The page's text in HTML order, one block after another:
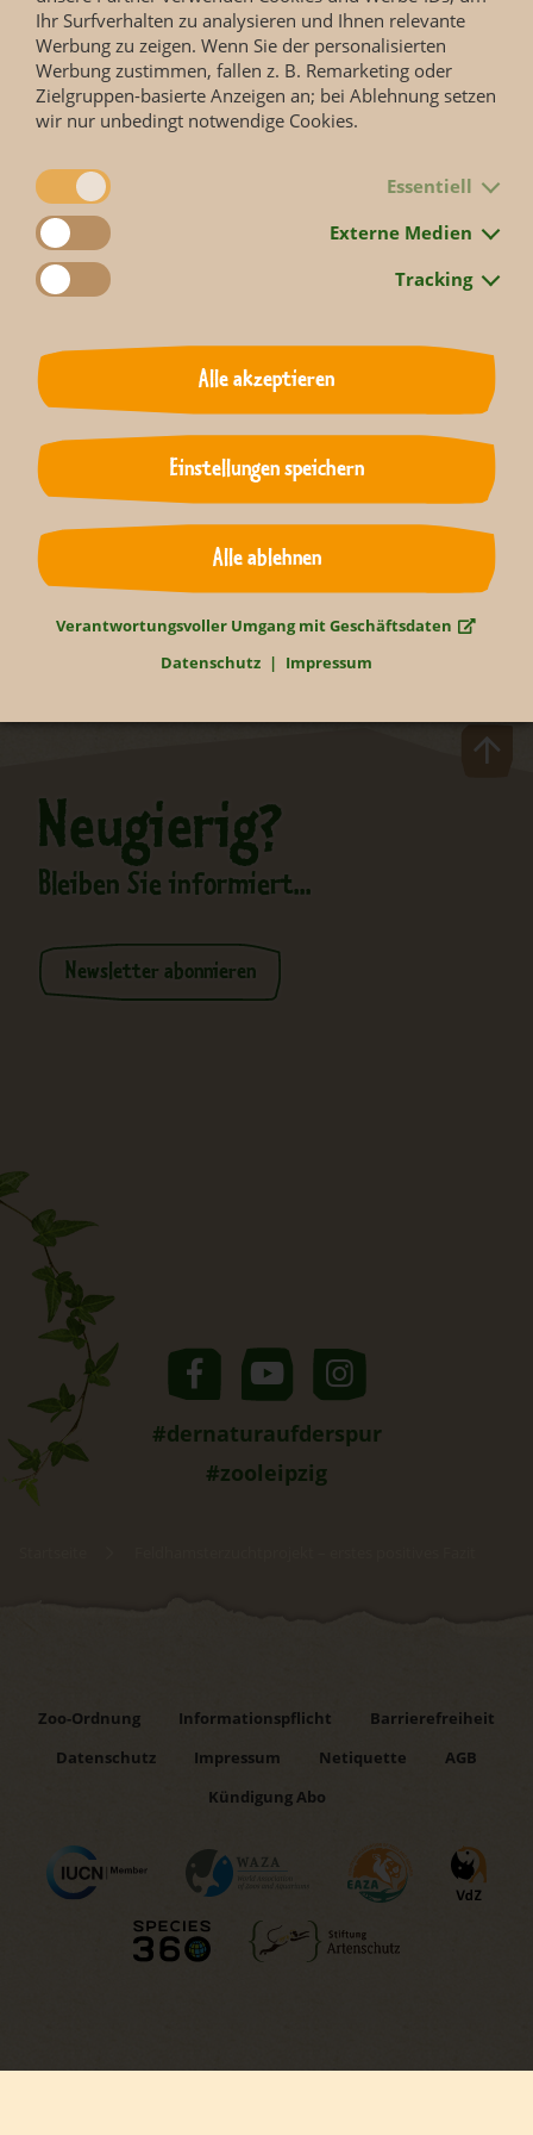
Mehr zum
Artenschutzprojekt Feldhamster | Zoo Leipzig (zoo-
leipzig.de)
Zurück
Neugierig?
Bleiben Sie informiert...
Newsletter abonnieren
#dernaturaufderspur
#zooleipzig
Zoo-Ordnung Informationspflicht
Barrierefreiheit
Datenschutz
Impressum Netiquette
AGB
Kündigung Abo
Ihr Surfverhalten zu analysieren und Ihnen relevante
Werbung zu zeigen. Wenn Sie der personalisierten
Werbung zustimmen, fallen z. B. Remarketing oder
Zielgruppen-basierte Anzeigen an; bei Ablehnung setzen
wir nur unbedingt notwendige Cookies.
Essentiell
Externe Medien
Tracking
Alle akzeptieren
Einstellungen speichern
Alle ablehnen
Verantwortungsvoller Umgang mit Geschäftsdaten
Datenschutz
Impressum